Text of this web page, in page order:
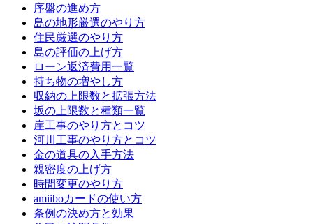
序盤の進め方
島の地形厳選のやり方
住民厳選のやり方
島の評価の上げ方
ローン返済費用一覧
持ち物の増やし方
収納の上限数と拡張方法
坂の上限数と種類一覧
崖工事のやり方とコツ
河川工事のやり方とコツ
金の道具の入手方法
親密度の上げ方
時間変更のやり方
amiiboカードの使い方
条例の決め方と効果